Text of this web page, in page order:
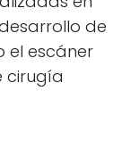
de
el escáner
cirugía